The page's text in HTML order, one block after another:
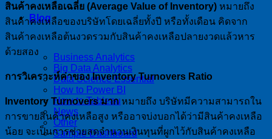
Blog
Business Analytics
Big Data Analytics
Data Science Essential
How to Power BI
How to Tableau
News
Other
Sample Dashboard
สินค้าคงเหลือเฉลี่ย (Average Value of Inventory) หมายถึง
สินค้าคงเหลือของบริษัทโดยเฉลี่ยทั้งปี หรือทั้งเดือน คิดจาก
สินค้าคงเหลือต้นงวดรวมกับสินค้าคงเหลือปลายงวดแล้วหาร
ด้วยสอง
การวิเคราะห์ค่าของ Inventory Turnovers Ratio
Inventory Turnovers มากหมายถึง บริษัทมีความสามารถใน
การขายสินค้าคงเหลือสูง หรืออาจบ่งบอกได้ว่ามีสินค้าคงเหลือ
น้อย จะเป็นการช่วยลดจำนวนเงินทุนที่ผูกไว้กับสินค้าคงเหลือ